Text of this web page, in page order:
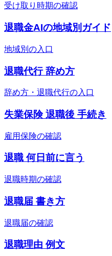
受け取り時期の確認
退職金AIの地域別ガイド
地域別の入口
退職代行 辞め方
辞め方・退職代行の入口
失業保険 退職後 手続き
雇用保険の確認
退職 何日前に言う
退職時期の確認
退職届 書き方
退職届の確認
退職理由 例文